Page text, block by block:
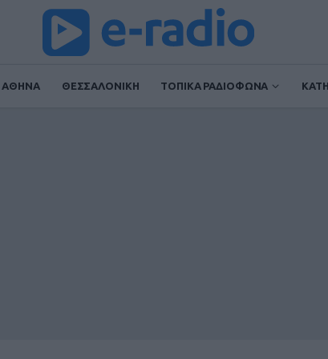
ΑΘΗΝΑ ΘΕΣΣΑΛΟΝΙΚΗ ΤΟΠΙΚΑ ΡΑΔΙΟΦΩΝΑ